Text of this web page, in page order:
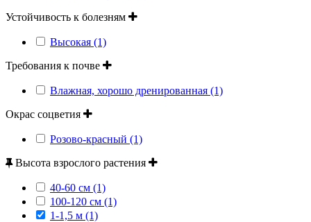
Устойчивость к болезням
Высокая (1)
Требования к почве
Влажная, хорошо дренированная (1)
Окрас соцветия
Розово-красный (1)
Высота взрослого растения
40-60 см (1)
100-120 см (1)
1-1,5 м (1)